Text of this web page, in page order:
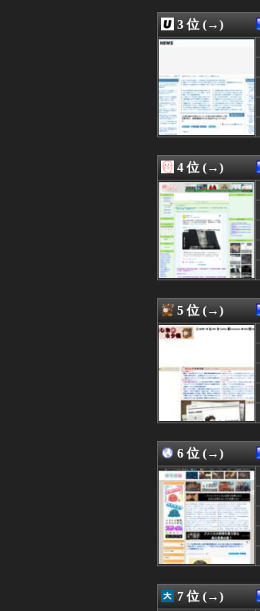
08/07 02:48
08/07 02:45
08/07 02:40
08/07 02:13
08/07 02:12
08/07 02:07
08/07 02:03
08/07 02:02
08/07 02:00
08/07 02:00
08/07 02:00
08/07 01:55
08/07 01:50
08/07 01:40
08/07 01:31
08/07 01:12
08/07 01:09
08/07 01:02
08/07 01:00
08/07 01:00
08/07 00:55
08/07 00:50
08/07 00:41
08/07 00:35
08/07 00:12
08/07 00:10
08/07 00:10
08/07 00:07
08/07 00:06
08/07 00:05
08/07 00:00
08/07 00:00
08/07 00:00
08/07 00:00
08/07 00:00
3 位 (→)
4 位 (→)
5 位 (→)
6 位 (→)
7 位 (→)